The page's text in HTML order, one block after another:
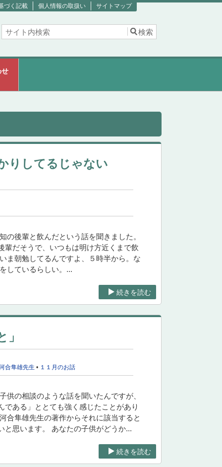
サイトマップ
個人情報の取扱い
づく記載
せ
りしてるじゃない
の後輩と飲んだという話を聞きました。
輩だそうで、いつもは明け方近くまで飲
ま朝勉してるんですよ、５時半から。な
しているらしい。...
続きを読む
合隼雄先生 • １１月のお話
供の相談のような話を聞いたんですが、
ある」ととても強く感じたことがあり
合隼雄先生の著作からそれに該当すると
と思います。 あなたの子供がどうか...
続きを読む